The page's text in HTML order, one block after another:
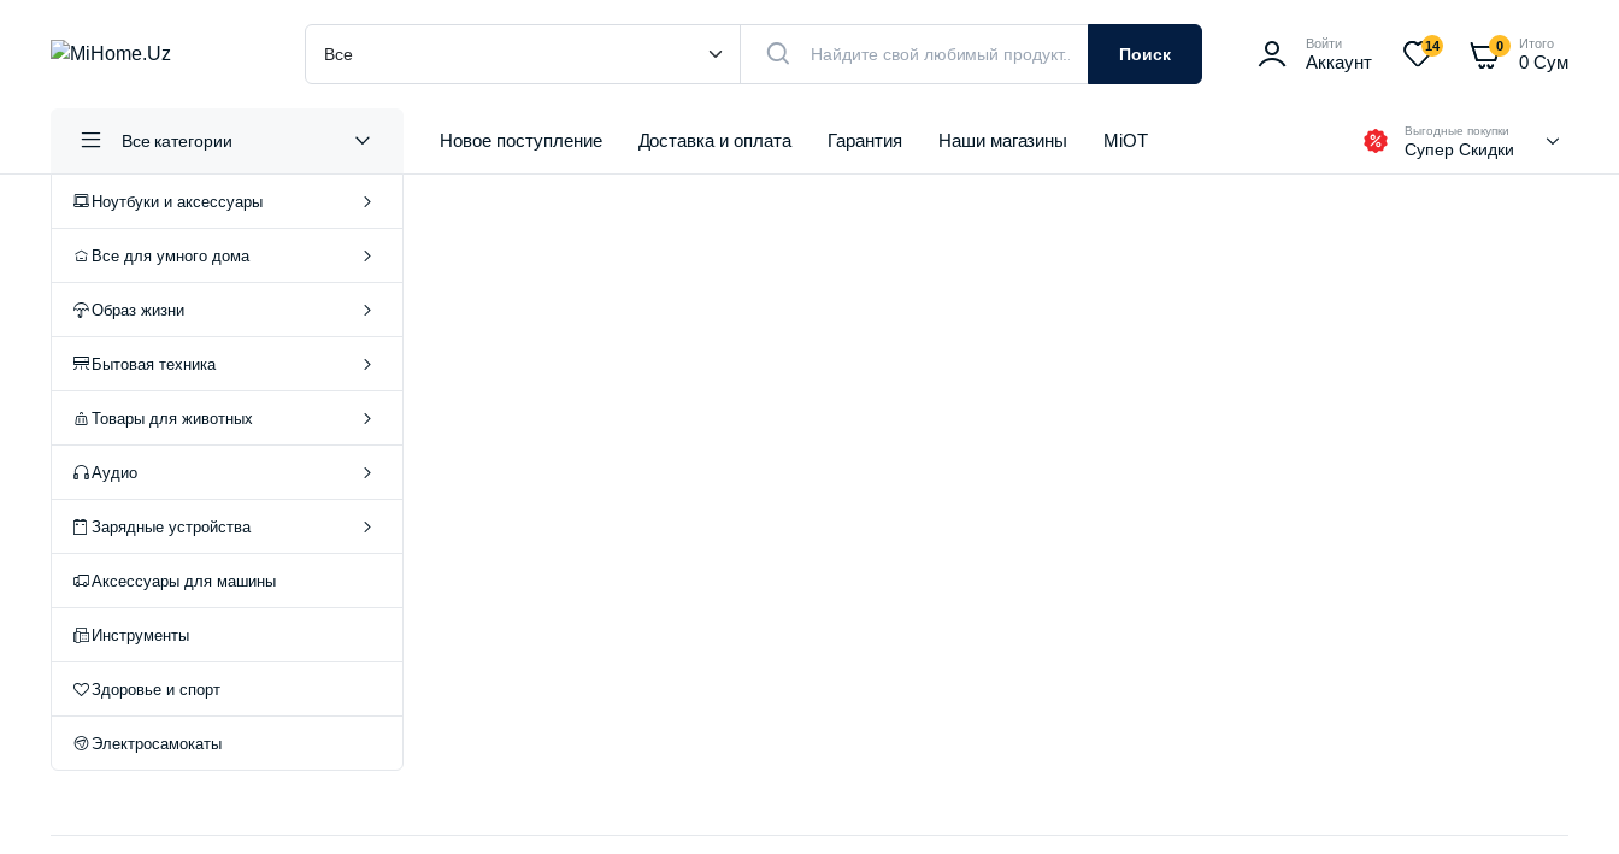
Поиск
Войти
Аккаунт
14 0 Итого
0Сум
Все категории
Ноутбуки и аксессуары
Все для умного дома
Образ жизни
Бытовая техника
Товары для животных
Аудио
Зарядные устройства
Аксессуары для машины
Инструменты
Здоровье и спорт
Электросамокаты
Новое поступление Доставка и оплата Гарантия Наши магазины MiOT Выгодные покупки
Супер Скидки